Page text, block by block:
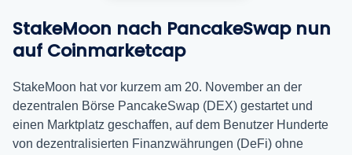
StakeMoon nach PancakeSwap nun
auf Coinmarketcap
StakeMoon hat vor kurzem am 20. November an der
dezentralen Börse PancakeSwap (DEX) gestartet und
einen Marktplatz geschaffen, auf dem Benutzer Hunderte
von dezentralisierten Finanzwährungen (DeFi) ohne